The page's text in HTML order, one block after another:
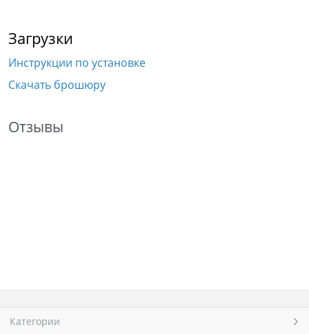
Загрузки
Инструкции по установке
Скачать брошюру
Отзывы
Категории